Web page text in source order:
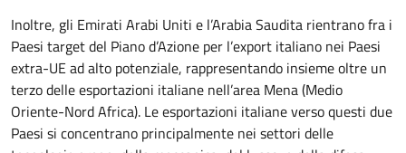
Inoltre, gli Emirati Arabi Uniti e l’Arabia Saudita rientrano fra i
Paesi target del Piano d’Azione per l’export italiano nei Paesi
extra-UE ad alto potenziale, rappresentando insieme oltre un
terzo delle esportazioni italiane nell’area Mena (Medio
Oriente-Nord Africa). Le esportazioni italiane verso questi due
Paesi si concentrano principalmente nei settori delle